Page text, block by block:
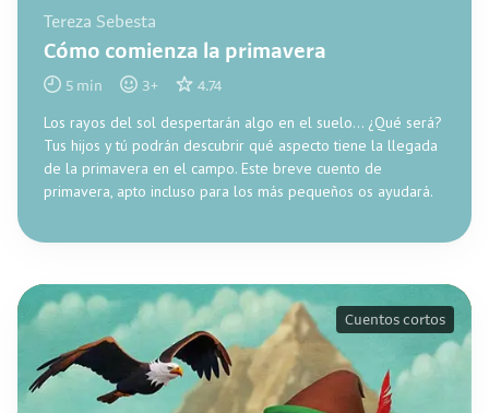
Tereza Sebesta
Cómo comienza la primavera
5 min 3+ 4.74
Los rayos del sol despertarán algo en el suelo... ¿Qué será?
Tus hijos y tú podrán descubrir qué aspecto tiene la llegada
de la primavera en el campo. Este breve cuento de
primavera, apto incluso para los más pequeños os ayudará.
Cuentos cortos